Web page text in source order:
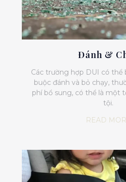
Đánh &
Các trường hợp DUI có
buộc đánh và bỏ chạy,
phí bổ sung, có thể là một
tội.
READ